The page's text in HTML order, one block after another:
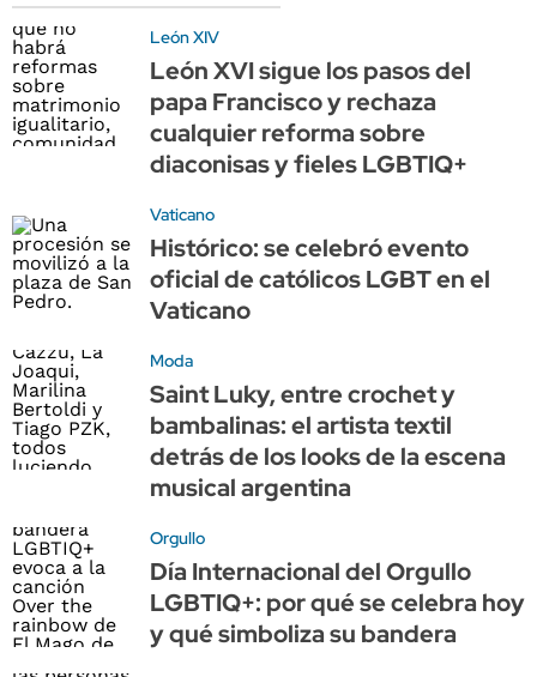
León XIV
León XVI sigue los pasos del
papa Francisco y rechaza
cualquier reforma sobre
diaconisas y fieles LGBTIQ+
Vaticano
Histórico: se celebró evento
oficial de católicos LGBT en el
Vaticano
Moda
Saint Luky, entre crochet y
bambalinas: el artista textil
detrás de los looks de la escena
musical argentina
Orgullo
Día Internacional del Orgullo
LGBTIQ+: por qué se celebra hoy
y qué simboliza su bandera